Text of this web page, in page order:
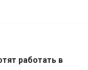
работать в